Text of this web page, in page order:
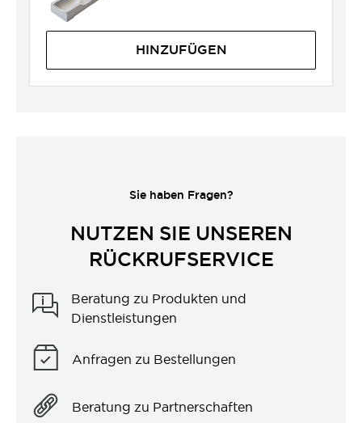
HINZUFÜGEN
Sie haben Fragen?
NUTZEN SIE UNSEREN
RÜCKRUFSERVICE
Beratung zu Produkten und
Dienstleistungen
Anfragen zu Bestellungen
Beratung zu Partnerschaften